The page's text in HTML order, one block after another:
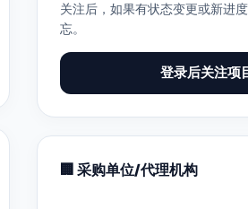
关注后，如果有状态变更或新进
忘。
登录后关注项
🏢 采购单位/代理机构